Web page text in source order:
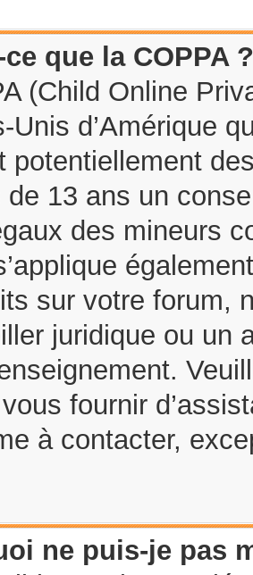
ce que la COPPA ?
(Child Online
Unis d’Amérique
potentiellement
de 13 ans un
des mineurs
sur votre forum,
juridique ou un
fournir
à contacter,
ne puis-je pas